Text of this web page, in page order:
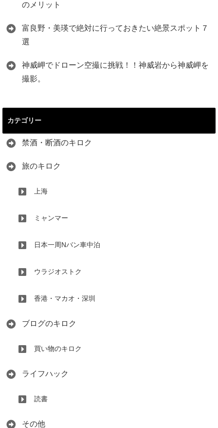
のメリット
富良野・美瑛で絶対に行っておきたい絶景スポット７
選
神威岬でドローン空撮に挑戦！！神威岩から神威岬を
撮影。
カテゴリー
禁酒・断酒のキロク
旅のキロク
上海
ミャンマー
日本一周Nバン車中泊
ウラジオストク
香港・マカオ・深圳
ブログのキロク
買い物のキロク
ライフハック
読書
その他